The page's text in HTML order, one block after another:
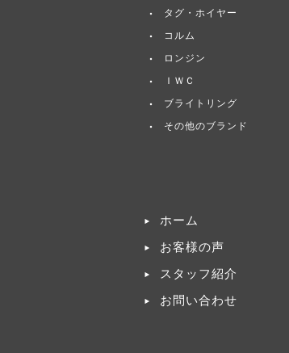
タグ・ホイヤー
コルム
ロンジン
ＩＷＣ
ブライトリング
その他のブランド
ホーム
お客様の声
スタッフ紹介
お問い合わせ